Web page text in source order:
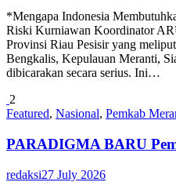
*Mengapa Indonesia
Riski Kurniawan Koordinator
Provinsi Riau Pesisir yang
Bengkalis, Kepulauan Meranti,
dibicarakan secara serius. Ini…
2
Featured, Nasional, Pemkab
PARADIGMA BARU
redaksi27 July 2026